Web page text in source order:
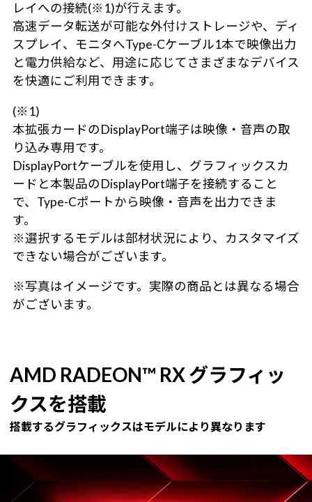
レイへの接続(※1)が行えます。
高速データ転送が可能な外付けストレージや、ディ
スプレイ、モニタへType-Cケーブル1本で映像出力
と電力供給など、用途に応じてさまざまなデバイス
を快適にご利用できます。
(※1)
本拡張カードのDisplayPort端子は映像・音声の取
り込み専用です。
DisplayPortケーブルを使用し、グラフィックスカ
ードと本製品のDisplayPort端子を接続すること
で、Type-Cポートから映像・音声を出力できま
す。
※選択するモデルは部材状況により、カスタマイズ
できない場合がございます。
※写真はイメージです。実際の商品とは異なる場合
がございます。
AMD RADEON™ RX グラフィッ
クスを搭載
搭載するグラフィックスはモデルにより異なります